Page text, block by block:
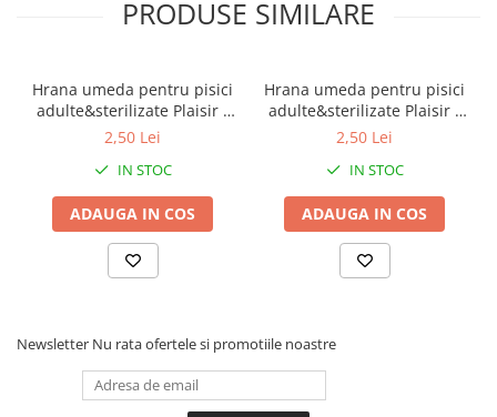
PRODUSE SIMILARE
Hrana umeda pentru pisici
adulte&sterilizate Plaisir -
vita&curcan 100g
2,50 Lei
IN STOC
ADAUGA IN COS
Hrana umeda pentru pisici
adulte&sterilizate Plaisir -
pui&ficat 100g
2,50 Lei
IN STOC
ADAUGA IN COS
Newsletter Nu rata ofertele si promotiile noastre